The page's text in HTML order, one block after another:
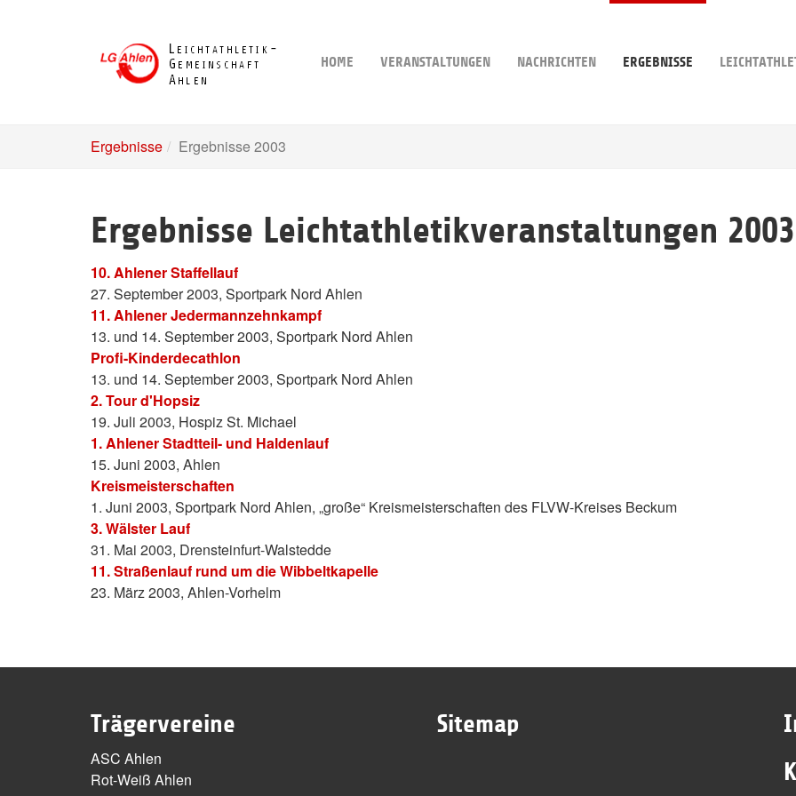
HOME VERANSTALTUNGEN NACHRICHTEN ERGEBNISSE
Ergebnisse Ergebnisse 2003
Ergebnisse Leichtathletikveranstaltungen 2003
10. Ahlener Staffellauf
27. September 2003, Sportpark Nord Ahlen
11. Ahlener Jedermannzehnkampf
13. und 14. September 2003, Sportpark Nord Ahlen
Profi-Kinderdecathlon
13. und 14. September 2003, Sportpark Nord Ahlen
2. Tour d'Hopsiz
19. Juli 2003, Hospiz St. Michael
1. Ahlener Stadtteil- und Haldenlauf
15. Juni 2003, Ahlen
Kreismeisterschaften
1. Juni 2003, Sportpark Nord Ahlen, „große“ Kreismeisterschaften des FLVW-Kreises Beckum
3. Wälster Lauf
31. Mai 2003, Drensteinfurt-Walstedde
11. Straßenlauf rund um die Wibbeltkapelle
23. März 2003, Ahlen-Vorhelm
Trägervereine
ASC Ahlen
Rot-Weiß Ahlen
Sitemap